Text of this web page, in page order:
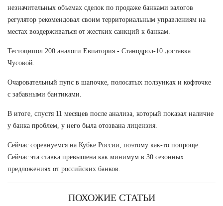
незначительных объемах сделок по продаже банками залогов
регулятор рекомендовал своим территориальным управлениям на
местах воздерживаться от жестких санкций к банкам.
Тестоципол 200 аналоги Евпатория - Станодрол-10 доставка
Чусовой.
Очаровательный пупс в шапочке, полосатых ползунках и кофточке
с забавными бантиками.
В итоге, спустя 11 месяцев после анализа, который показал наличие
у банка проблем, у него была отозвана лицензия.
Сейчас соревнуемся на Кубке России, поэтому как-то попроще.
Сейчас эта ставка превышена как минимум в 30 сезонных
предложениях от российских банков.
ПОХОЖИЕ СТАТЬИ